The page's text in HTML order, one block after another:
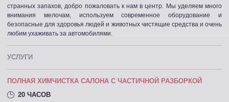
странных запахов, добро пожаловать к нам в центр. Мы уделяем много
внимания мелочам, используем современное оборудование и
безопасные для здоровья людей и животных чистящие средства и очень
любим ухаживать за автомобилями.
УСЛУГИ
ПОЛНАЯ ХИМЧИСТКА САЛОНА С ЧАСТИЧНОЙ РАЗБОРКОЙ
20 ЧАСОВ